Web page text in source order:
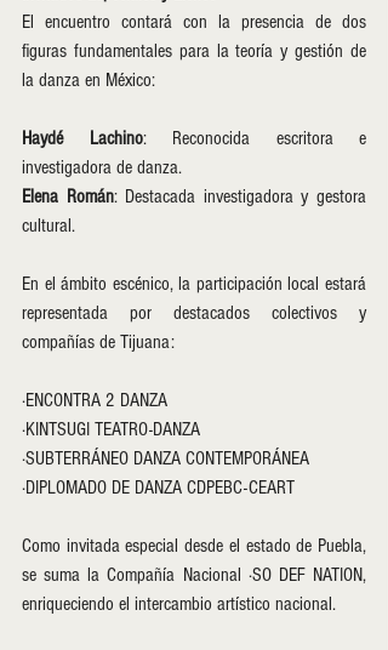
El encuentro contará con la presencia de dos
figuras fundamentales para la teoría y gestión de
la danza en México:
Haydé Lachino: Reconocida escritora e
investigadora de danza.
Elena Román: Destacada investigadora y gestora
cultural.
En el ámbito escénico, la participación local estará
representada por destacados colectivos y
compañías de Tijuana:
·ENCONTRA 2 DANZA
·KINTSUGI TEATRO-DANZA
·SUBTERRÁNEO DANZA CONTEMPORÁNEA
·DIPLOMADO DE DANZA CDPEBC-CEART
Como invitada especial desde el estado de Puebla,
se suma la Compañía Nacional ·SO DEF NATION,
enriqueciendo el intercambio artístico nacional.